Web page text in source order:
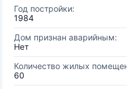
Год постройки:
1984
Дом признан аварийным:
Нет
Количество жилых
60